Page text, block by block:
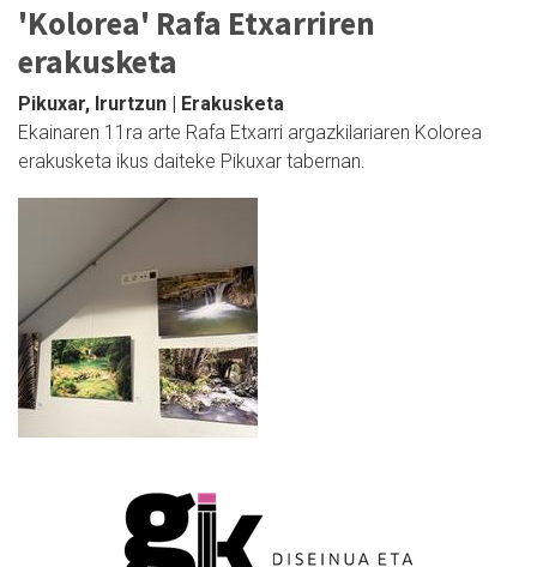
'Kolorea' Rafa Etxarriren
erakusketa
Pikuxar, Irurtzun | Erakusketa
Ekainaren 11ra arte Rafa Etxarri argazkilariaren Kolorea
erakusketa ikus daiteke Pikuxar tabernan.